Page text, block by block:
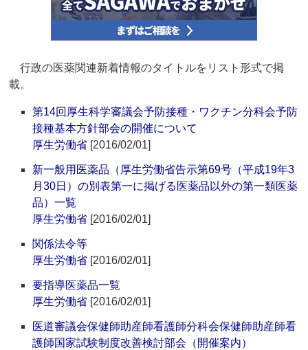
行政の医薬関連新着情報のタイトルをリスト形式で掲
載。
第14回厚生科学審議会予防接種・ワクチン分科会予防
接種基本方針部会の開催について
厚生労働省 [2016/02/01]
新一般用医薬品（厚生労働省告示第69号（平成19年3
月30日）の別表第一に掲げる医薬品以外の第一類医薬
品）一覧
厚生労働省 [2016/02/01]
関係法令等
厚生労働省 [2016/02/01]
要指導医薬品一覧
厚生労働省 [2016/02/01]
医道審議会保健師助産師看護師分科会保健師助産師看
護師国家試験制度改善検討部会（開催案内）